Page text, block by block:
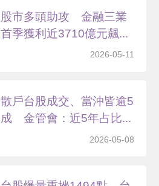
股市多頭助攻 金融三業
首季獲利近3710億元飆...
2026-05-11
散戶台股成交、當沖皆逾5
成 金管會：近5年占比...
2026-05-08